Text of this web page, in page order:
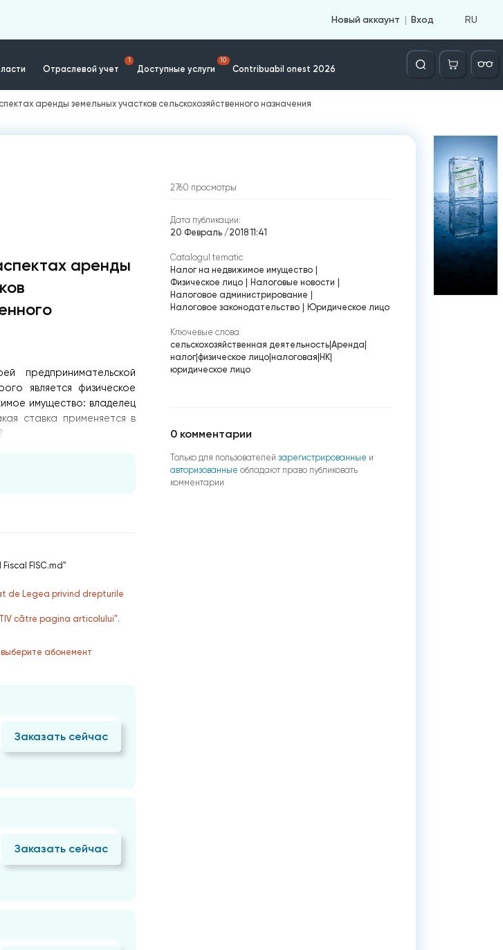
Новый аккаунт Вход RU
Отраслевой учет
1
Доступные услуги
10
Contribuabil onest 2026
Căutare
аренды земельных участков сельскохозяйственного назначения
аренды
предпринимательской
является физическое
имущество: владелец
ставка применяется в
FISC.md"
de Legea privind drepturile
către pagina articolului”.
абонемент
Заказать сейчас
Заказать сейчас
2760 просмотры
Дата публикации:
20 Февраль /2018 11:41
Catalogul tematic
Налог на недвижимое имущество
Физическое лицо
Налоговые новости
Налоговое администрирование
Налоговое законодательство
Юридическое лицо
Ключевые слова
сельскохозяйственная деятельность| Аренда
налог| физическое лицо| налоговая НК|
юридическое лицо
0 комментарии
Только для пользователей зарегистрированные и
авторизованные обладают право публиковать
комментарии